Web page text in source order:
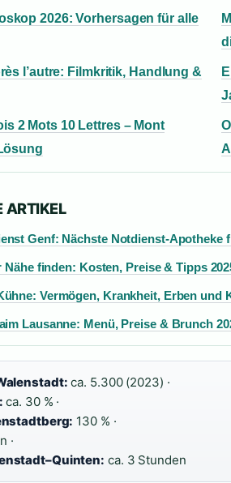
2026: Vorhersagen für alle
l’autre: Filmkritik, Handlung &
2 Mots 10 Lettres – Mont
ARTIKEL
Genf: Nächste Notdienst-Apotheke
finden: Kosten, Preise & Tipps
Vermögen, Krankheit, Erben und
Lausanne: Menü, Preise & Brunch
ca. 5.300 (2023) ·
ca. 30 % ·
130 % ·
·
ca. 3 Stunden